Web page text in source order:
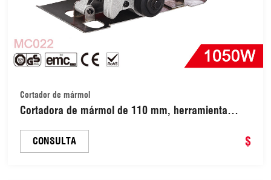
Cortador de mármol
Cortadora de mármol de 110 mm, herramienta
mármol (MC022)
CONSULTA $